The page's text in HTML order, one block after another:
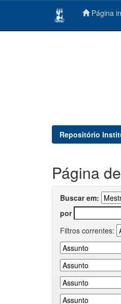
Página
Repositório
Página
Buscar em:
por
Filtros correntes: